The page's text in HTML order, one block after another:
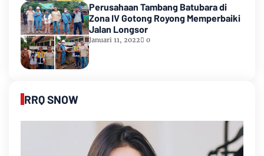
Perusahaan Tambang Batubara di
Zona IV Gotong Royong Memperbaiki
Jalan Longsor
Januari 11, 2022 0
RRQ SNOW